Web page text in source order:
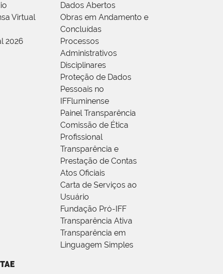
Virtual
2026
Dados Abertos
Obras em Andamento e
Concluídas
Processos
Administrativos
Disciplinares
Proteção de Dados
Pessoais no
IFFluminense
Painel Transparência
Comissão de Ética
Profissional
Transparência e
Prestação de Contas
Atos Oficiais
Carta de Serviços ao
Usuário
Fundação Pró-IFF
Transparência Ativa
Transparência em
Linguagem Simples